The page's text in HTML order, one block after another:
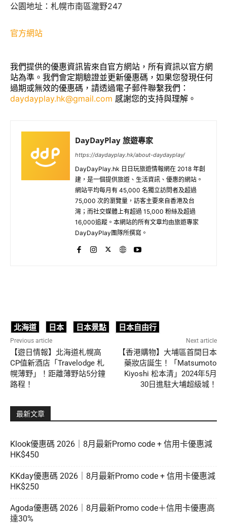
公園地址：札幌市南區瀧野247
官方網站
我們提供的優惠資訊皆來自官方網站，所有資訊以官方網
站為準。我們會定期驗證並更新優惠碼，如果您發現任何
過期或無效的優惠碼，請透過電子郵件聯繫我們：
daydayplay.hk@gmail.com 感謝您的支持與理解。
DayDayPlay 旅遊專家
https://daydayplay.hk/about-daydayplay/
DayDayPlay.hk 日日玩旅遊情報網在 2018 年創
建，是一個提供旅遊、生活資訊、優惠的網站。
網站平均每月有 45,000 名獨立訪問者及超過
75,000 次的瀏覽量，訪客主要來自香港及台
灣；而社交媒體上有超過 15,000 粉絲及超過
16,000追蹤。本網站的所有文章均由旅遊專家
DayDayPlay團隊所撰寫。
北海道 日本 日本景點 日本自由行
Previous article
【遊日情報】北海道札幌高
CP值新酒店「Travelodge 札
幌薄野」！距離薄野站5分鐘
路程！
Next article
【香港購物】大埔區首間日本
藥妝店誕生！「Matsumoto
Kiyoshi 松本清」2024年5月
30日進駐大埔超級城！
最新文章
Klook優惠碼 2026｜8月最新Promo code + 信用卡優惠減
HK$450
KKday優惠碼 2026｜8月最新Promo code + 信用卡優惠減
HK$250
Agoda優惠碼 2026｜8月最新Promo code＋信用卡優惠高
達30%